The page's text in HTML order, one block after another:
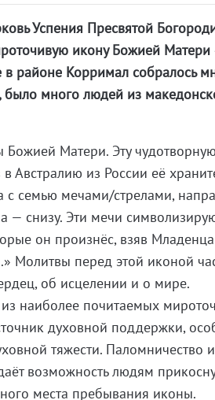
Успения Пресвятой
икону Божией Матери
районе Корримал собралось
много людей из
Божией Матери. Эту
Австралию из России её
семью мечами/стрелами,
снизу. Эти мечи
он произнёс, взяв
Молитвы перед этой иконой
об исцелении и о мире.
наиболее почитаемых
духовной поддержки,
тяжести. Паломничество
возможность людям
места пребывания иконы.